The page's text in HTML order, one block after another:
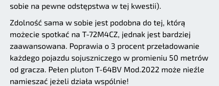
sobie na pewne odstępstwa w tej kwestii).
Zdolność sama w sobie jest podobna do tej, którą
możecie spotkać na T-72M4CZ, jednak jest bardziej
zaawansowana. Poprawia o 3 procent przeładowanie
każdego pojazdu sojuszniczego w promieniu 50 metrów
od gracza. Pełen pluton T-64BV Mod.2022 może nieźle
namieszać jeżeli działa wspólnie!